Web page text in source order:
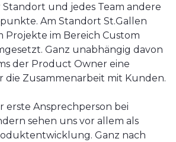
und jedes Team andere
Am Standort St.Gallen
Projekte im Bereich Custom
Ganz unabhängig davon
der Product Owner eine
die Zusammenarbeit mit Kunden.
erste Ansprechperson bei
sehen uns vor allem als
Ganz nach